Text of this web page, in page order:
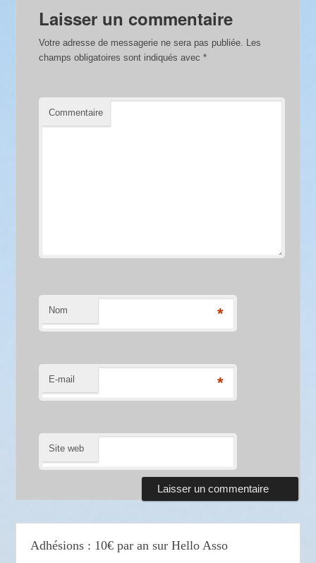
Laisser un commentaire
Votre adresse de messagerie ne sera pas publiée. Les
champs obligatoires sont indiqués avec*
Commentaire
Nom *
E-mail *
Site web
Adhésions : 10€ par an sur Hello Asso